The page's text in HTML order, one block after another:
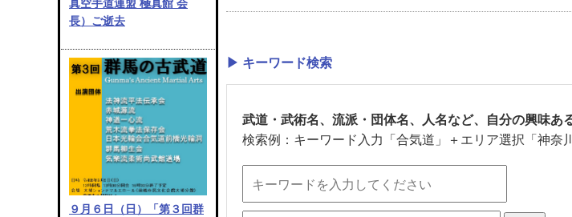
長）ご逝去
９月６日（日）「第３回群
▶ キーワード検索
武道・武術名、流派・団体名、人名など、自分の興味あ
検索例：キーワード入力「合気道」＋エリア選択「神